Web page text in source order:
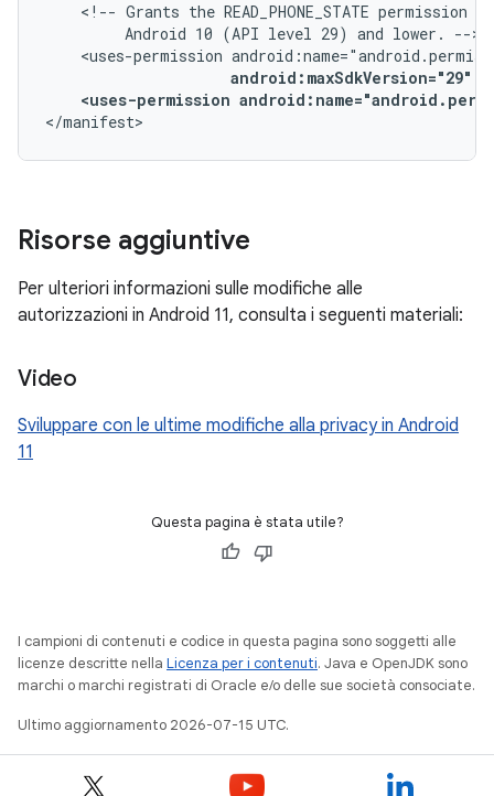
<!-- Grants the READ_PHONE_STATE permission
Android 10 (API level 29) and lower.
<uses-permission
android:maxSdkVersion="29"
<uses-permission
</manifest>
Risorse aggiuntive
Per ulteriori informazioni sulle modifiche alle
autorizzazioni in Android 11, consulta i seguenti materiali:
Video
Sviluppare con le ultime modifiche alla privacy in Android
11
Questa pagina è stata utile?
I campioni di contenuti e codice in questa pagina sono soggetti alle
licenze descritte nella Licenza per i contenuti. Java e OpenJDK sono
marchi o marchi registrati di Oracle e/o delle sue società consociate.
Ultimo aggiornamento 2026-07-15 UTC.